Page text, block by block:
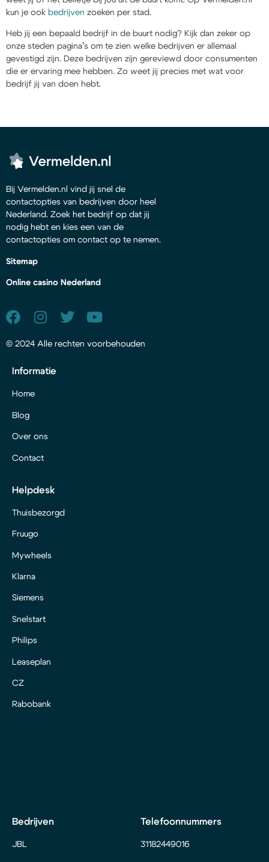
kun je ook bedrijven zoeken per stad.
Heb jij een bepaald bedrijf in de buurt nodig? Kijk dan zeker op
onze steden pagina’s om te zien welke bedrijven er allemaal
gevestigd zijn. Deze bedrijven zijn gereviewd door consumenten
die er ervaring mee hebben. Zo weet jij precies met wat voor
bedrijf jij van doen hebt.
Bij Vermelden.nl vind jij snel de
contactopties van bedrijven door heel
Nederland. Zoek het bedrijf op dat jij
nodig hebt en kies een van de
contactopties om contact op te nemen.
Sitemap
Online casino Nederland
© 2024 Alle rechten voorbehouden
Informatie
Home
Blog
Over ons
Contact
Helpdesk
Thuisbezorgd
Fruugo
Mywheels
Klarna
Siemens
Snelstart
Philips
Leaseplan
CZ
Rabobank
Bedrijven
JBL
Telefoonnummers
31182449016